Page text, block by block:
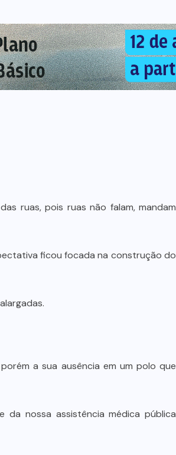
ruas, pois ruas não falam, mandam
ficou focada na construção do
a sua ausência em um polo que
nossa assistência médica pública